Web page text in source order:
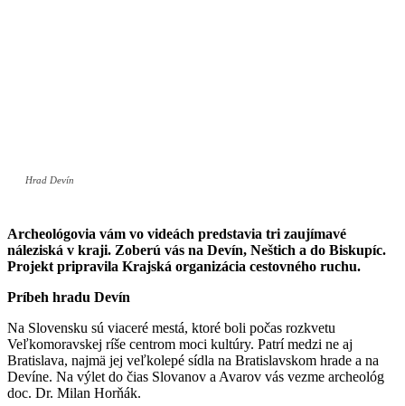
Hrad Devín
Archeológovia vám vo videách predstavia tri zaujímavé
náleziská v kraji. Zoberú vás na Devín, Neštich a do Biskupíc.
Projekt pripravila Krajská organizácia cestovného ruchu.
Príbeh hradu Devín
Na Slovensku sú viaceré mestá, ktoré boli počas rozkvetu
Veľkomoravskej ríše centrom moci kultúry. Patrí medzi ne aj
Bratislava, najmä jej veľkolepé sídla na Bratislavskom hrade a na
Devíne. Na výlet do čias Slovanov a Avarov vás vezme archeológ
doc. Dr. Milan Horňák.